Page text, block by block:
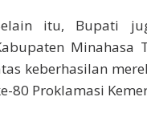
itu, Bupati
Minahasa
keberhasilan
80 Proklamasi